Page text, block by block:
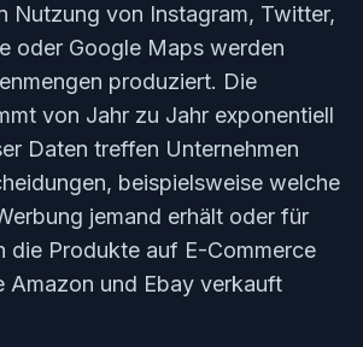
Nutzung von Instagram, Twitter,
oder Google Maps werden
produziert. Die
von Jahr zu Jahr exponentiell
Daten treffen Unternehmen
beispielsweise welche
jemand erhält oder für
die Produkte auf E-Commerce
Amazon und Ebay verkauft